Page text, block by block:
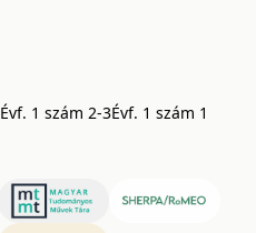
Évf. 1 szám 2-3Évf. 1 szám 1